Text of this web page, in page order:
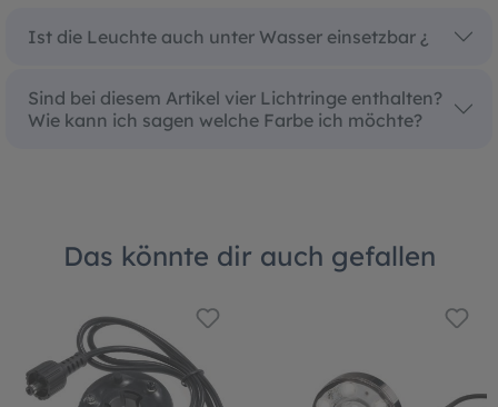
Ist die Leuchte auch unter Wasser einsetzbar ¿
Sind bei diesem Artikel vier Lichtringe enthalten?
Wie kann ich sagen welche Farbe ich möchte?
Das könnte dir auch gefallen